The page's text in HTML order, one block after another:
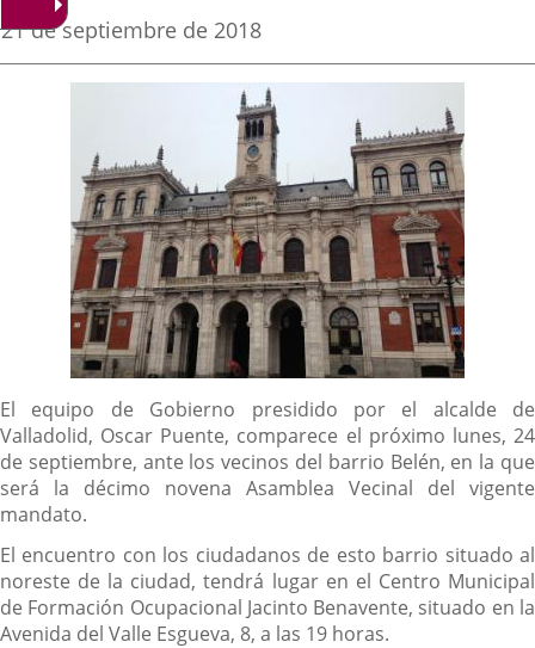
aplicaciónaplicación
externa.
Fecha
la
21 de septiembre de 2018
Descripción
El equipo de Gobierno presidido por el alcalde de
Valladolid, Oscar Puente, comparece el próximo lunes, 24
de septiembre, ante los vecinos del barrio Belén, en la que
será la décimo novena Asamblea Vecinal del vigente
mandato.
El encuentro con los ciudadanos de esto barrio situado al
noreste de la ciudad, tendrá lugar en el Centro Municipal
de Formación Ocupacional Jacinto Benavente, situado en la
Avenida del Valle Esgueva, 8, a las 19 horas.